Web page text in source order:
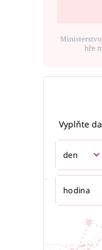
hře
Vyplňte